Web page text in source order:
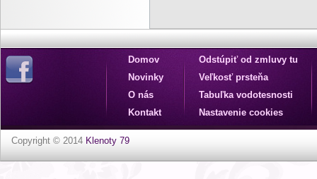
Domov
Novinky
O nás
Kontakt
Odstúpiť od zmluvy tu
Veľkosť prsteňa
Tabuľka vodotesnosti
Nastavenie cookies
Copyright © 2014 Klenoty 79